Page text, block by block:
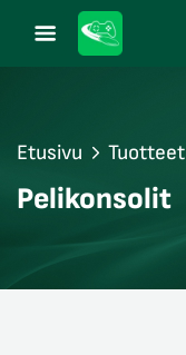
Etusivu Tuotteet
Pelikonsolit
sulje